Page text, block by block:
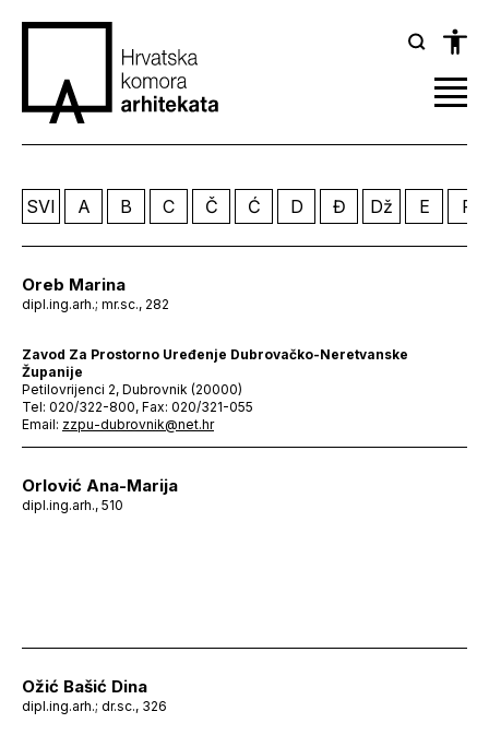
SVI A B C Č Ć D Đ Dž E F
Oreb Marina
dipl.ing.arh.; mr.sc., 282
Zavod Za Prostorno Uređenje Dubrovačko-Neretvanske
Županije
Petilovrijenci 2, Dubrovnik (20000)
Tel: 020/322-800, Fax: 020/321-055
Email: zzpu-dubrovnik@net.hr
Orlović Ana-Marija
dipl.ing.arh., 510
Ožić Bašić Dina
dipl.ing.arh.; dr.sc., 326